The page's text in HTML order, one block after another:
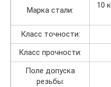
Марка стали:
10
Класс точности:
Класс прочности:
Поле допуска
резьбы: